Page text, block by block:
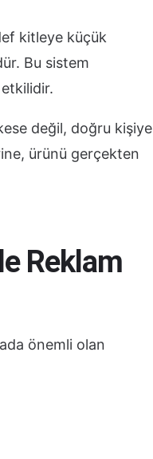
kitleye küçük
Bu sistem
değil, doğru kişiye
ürünü gerçekten
Reklam
önemli olan